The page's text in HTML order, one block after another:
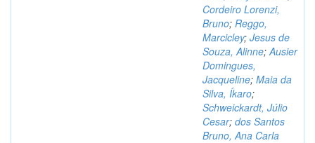
Cordeiro Lorenzi,
Bruno; Reggo,
Marcicley; Jesus de
Souza, Alinne;Ausier
Domingues,
Jacqueline; Maia da
Silva, Íkaro;
Schweickardt, Júlio
Cesar; dos Santos
Bruno, Ana Carla